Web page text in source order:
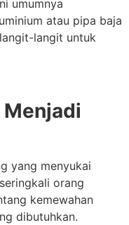
umumnya
atau pipa baja
langit untuk
Menjadi
yang menyukai
orang
kemewahan
dibutuhkan.